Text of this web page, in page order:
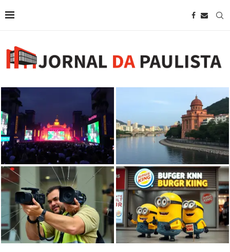
Datafolha: 92% dos
frequentadores da Paulista
aprovam megashow na avenida
Mônica Bergamo: Espetáculo
sobre rio Saracura estreia no Sesc
Avenida Paulista
Câmeras flagram homem
quebrando vidros de agência
bancária na Avenida Paulista
Burger King faz da Avenida
Paulista a casa dos Minions